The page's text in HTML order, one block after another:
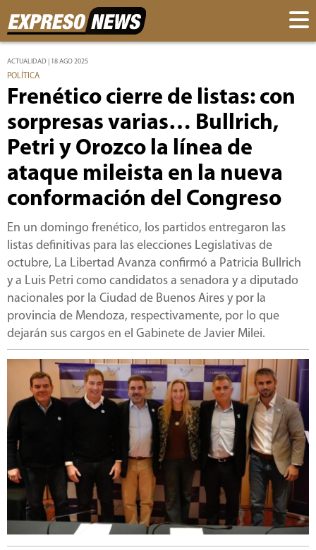
ACTUALIDAD | 18 AGO 2025
POLÍTICA
Frenético cierre de listas: con
sorpresas varias… Bullrich,
Petri y Orozco la línea de
ataque mileista en la nueva
conformación del Congreso
En un domingo frenético, los partidos entregaron las
listas definitivas para las elecciones Legislativas de
octubre, La Libertad Avanza confirmó a Patricia Bullrich
y a Luis Petri como candidatos a senadora y a diputado
nacionales por la Ciudad de Buenos Aires y por la
provincia de Mendoza, respectivamente, por lo que
dejarán sus cargos en el Gabinete de Javier Milei.